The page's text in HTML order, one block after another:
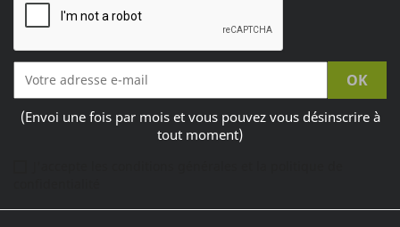
(Envoi une fois par mois et vous pouvez vous désinscrire à
tout moment)